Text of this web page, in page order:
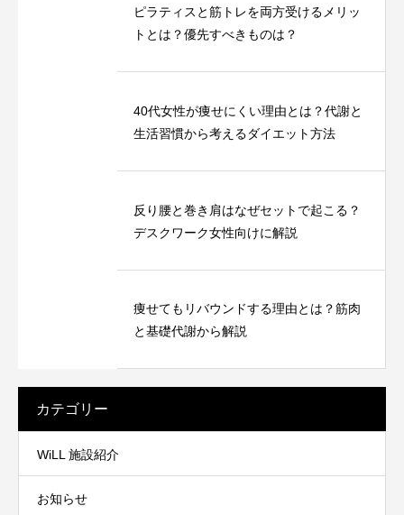
ピラティスと筋トレを両方受けるメリッ
トとは？優先すべきものは？
40代女性が痩せにくい理由とは？代謝と
生活習慣から考えるダイエット方法
反り腰と巻き肩はなぜセットで起こる？
デスクワーク女性向けに解説
痩せてもリバウンドする理由とは？筋肉
と基礎代謝から解説
カテゴリー
WiLL 施設紹介
お知らせ